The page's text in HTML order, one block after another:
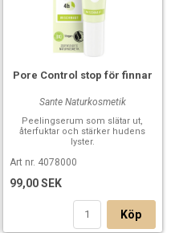
Pore Control stop för finnar
Sante Naturkosmetik
Peelingserum som slätar ut,
återfuktar och stärker hudens
lyster.
Art nr. 4078000
99,00 SEK
Köp